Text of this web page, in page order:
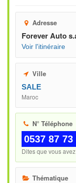
Adresse
Forever Auto
Voir l'itinéraire
Ville
SALE
Maroc
N° Téléphone
0537 87 73
Dites que vous
Thématique